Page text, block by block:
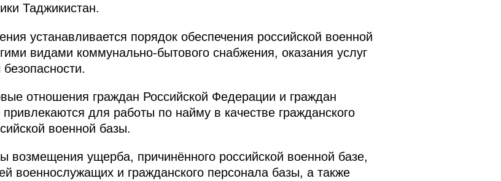
Таджикистан.
устанавливается порядок обеспечения российской военной
видами коммунально-бытового снабжения, оказания услуг
отношения граждан Российской Федерации и граждан
для работы по найму в качестве гражданского
военной базы.
ущерба, причинённого российской военной базе,
военнослужащих и гражданского персонала базы, а также